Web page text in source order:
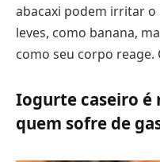
abacaxi podem irritar o
leves, como banana,
como seu corpo reage.
Iogurte caseiro é
quem sofre de